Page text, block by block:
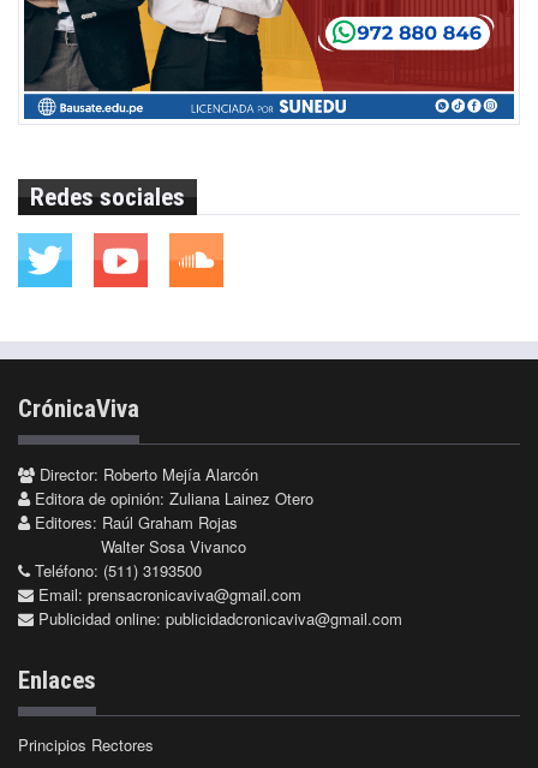
Redes sociales
CrónicaViva
Director: Roberto Mejía Alarcón
Editora de opinión: Zuliana Lainez Otero
Editores: Raúl Graham Rojas
Walter Sosa Vivanco
Teléfono: (511) 3193500
Email: prensacronicaviva@gmail.com
Publicidad online: publicidadcronicaviva@gmail.com
Enlaces
Principios Rectores